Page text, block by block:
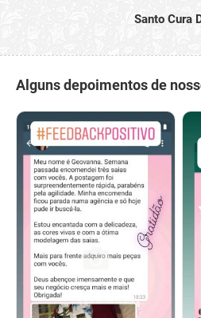
Santo Cura
Alguns depoimentos de